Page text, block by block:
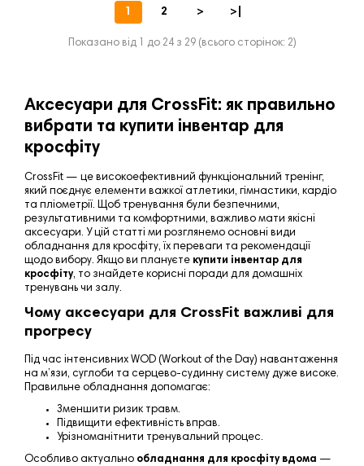
1 2 > >|
Показано від 1 до 24 з 29 (всього сторінок: 2)
Аксесуари для CrossFit: як правильно
вибрати та купити інвентар для
кросфіту
CrossFit — це високоефективний функціональний тренінг,
який поєднує елементи важкої атлетики, гімнастики, кардіо
та пліометрії. Щоб тренування були безпечними,
результативними та комфортними, важливо мати якісні
аксесуари. У цій статті ми розглянемо основні види
обладнання для кросфіту, їх переваги та рекомендації
щодо вибору. Якщо ви плануєте купити інвентар для
кросфіту, то знайдете корисні поради для домашніх
тренувань чи залу.
Чому аксесуари для CrossFit важливі для
прогресу
Під час інтенсивних WOD (Workout of the Day) навантаження
на м’язи, суглоби та серцево-судинну систему дуже високе.
Правильне обладнання допомагає:
Зменшити ризик травм.
Підвищити ефективність вправ.
Урізноманітнити тренувальний процес.
Особливо актуально обладнання для кросфіту вдома —